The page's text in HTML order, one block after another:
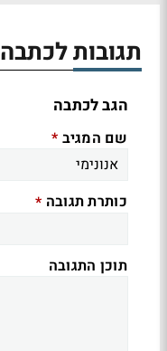
תגובות לכתבה
הגב לכתבה
שם המגיב *
כותרת תגובה *
תוכן התגובה